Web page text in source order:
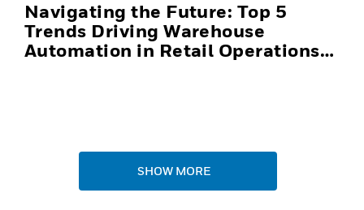
Navigating the Future: Top 5
Trends Driving Warehouse
Automation in Retail Operations
SHOW MORE